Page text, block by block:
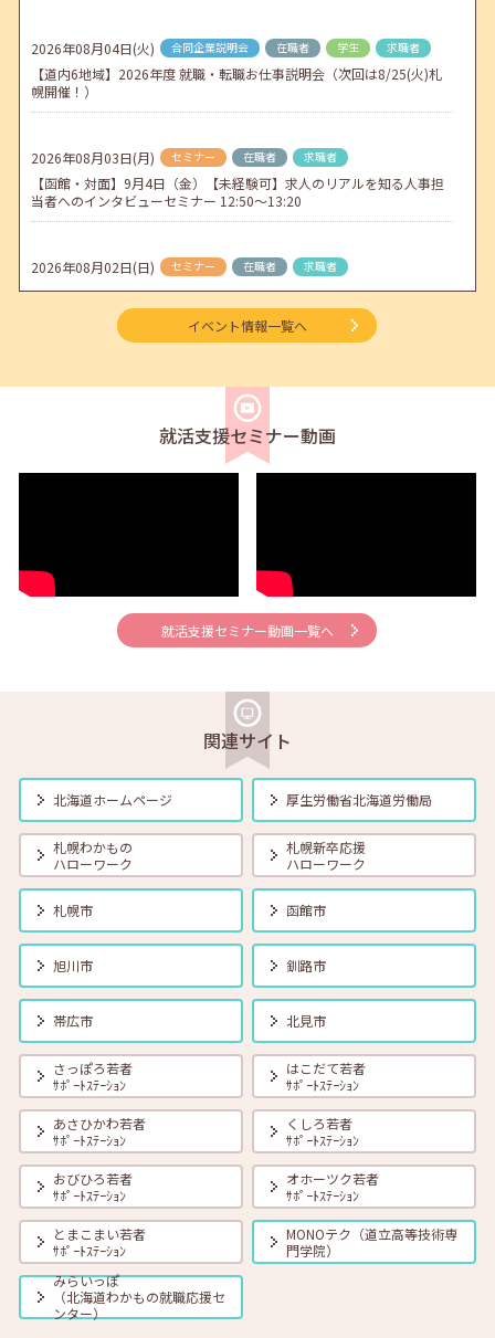
2026年04月01日(水) jobcafeからのお知らせ
地方拠点臨時閉所のお知らせ
2026年08月04日(火) 合同企業説明会 在職者 学生 求職者
【道内6地域】2026年度 就職・転職お仕事説明会（次回は8/25(火)札
幌開催！）
2026年08月03日(月) セミナー 在職者 求職者
【函館・対面】9月4日（金）【未経験可】求人のリアルを知る人事担
当者へのインタビューセミナー 12:50～13:20
2026年08月02日(日) セミナー 在職者 求職者
【北見・対面】9月16日（水）【未経験可】求人のリアルを知る人事担
当者へのインタビューセミナー 12:40～13:20
【帯広・対面】8月6日（木）就勝塾 手書き履歴書で好感度アップ～き
れいな字を書く法則～ 11:00～11:40
2026年08月01日(土) 在職者
【オンライン】8月13日（木）就職活動のススメ方 14:00～14:30
【帯広・対面】8月17日（月）就勝塾 自己分析 ～自分を知って就職活
2026年08月01日(土) セミナー 在職者 学生 求職者
【オンライン】8月18日（火） 転職前に知っておきたい「部下力」ア
ップセミナー～新しい職場で無理なくキャッチアップするためのコミ
ュニケーション術～ 14:00～14:45 定員40名
2026年08月01日(土) 在職者 学生
【函館・対面】8月19日（水）就勝塾 タイプ別「対人ストレス」を減
らす方法 13:30～14:30
2026年08月01日(土) 在職者 学生
【釧路・対面】8月20日（木）就勝塾 いまさら聞けないビジネスマナ
ー 13:30～14:30
2026年08月01日(土) 在職者 学生
【オンライン】8月20日（木）ビジネスコミュニケーション 報・連・
相 14:00～14:30
2026年08月01日(土) 在職者 学生 求職者
【札幌・対面】8月21日（金）おさえておきたい 「面接の基本とマナ
ー」 14:00～15:00
イベント情報一覧へ
就活支援セミナー動画
就活支援セミナー動画一覧へ
関連サイト
北海道ホームページ 厚生労働省北海道労働局
札幌わかもの
ハローワーク
札幌新卒応援
ハローワーク
札幌市 函館市
旭川市 釧路市
帯広市 北見市
さっぽろ若者
ｻﾎﾟｰﾄｽﾃｰｼｮﾝ
はこだて若者
ｻﾎﾟｰﾄｽﾃｰｼｮﾝ
あさひかわ若者
ｻﾎﾟｰﾄｽﾃｰｼｮﾝ
くしろ若者
ｻﾎﾟｰﾄｽﾃｰｼｮﾝ
おびひろ若者
ｻﾎﾟｰﾄｽﾃｰｼｮﾝ
オホーツク若者
ｻﾎﾟｰﾄｽﾃｰｼｮﾝ
とまこまい若者
ｻﾎﾟｰﾄｽﾃｰｼｮﾝ
MONOテク（道立高等技術専
門学院）
みらいっぽ
（北海道わかもの就職応援セ
ンター）